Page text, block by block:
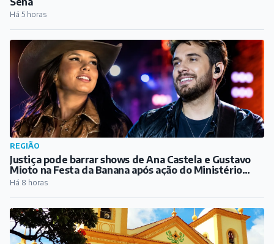
Justiça pode barrar shows de Ana Castela e Gustavo
Mioto na Festa da Banana após ação do Ministério
Público
Há 8 horas
CULTURA
Festival gastronômico Sabores de Ibertioga chega à
sua 10ª edição
Há 8 horas